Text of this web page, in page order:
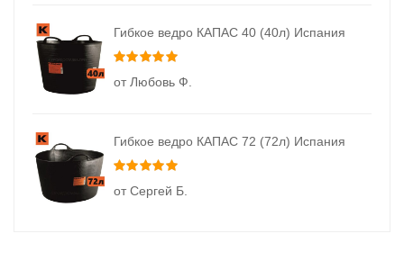
Гибкое ведро КАПАС 40 (40л) Испания
от Любовь Ф.
Гибкое ведро КАПАС 72 (72л) Испания
от Сергей Б.